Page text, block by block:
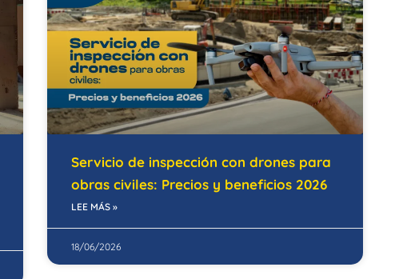
Servicio de inspección con drones para
obras civiles: Precios y beneficios 2026
LEE MÁS »
18/06/2026